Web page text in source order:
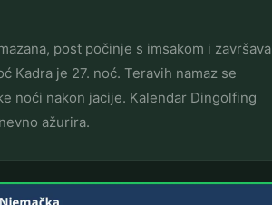
post počinje s imsakom i završava
Kadra je 27. noć. Teravih namaz se
noći nakon jacije. Kalendar Dingolfing
ažurira.